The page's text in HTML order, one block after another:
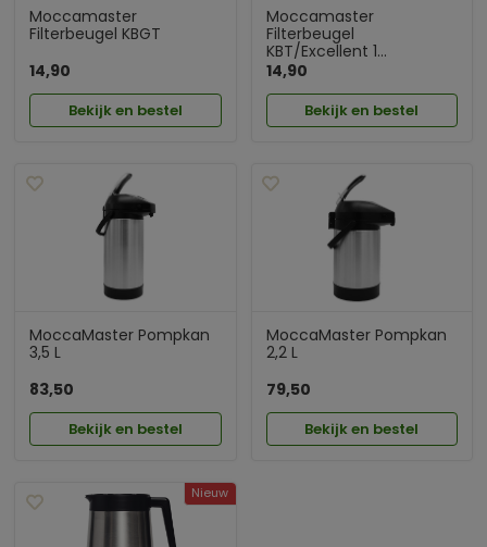
Moccamaster
Filterbeugel KBGT
14,90
Bekijk en bestel
Moccamaster
Filterbeugel
KBT/Excellent 1...
14,90
Bekijk en bestel
MoccaMaster Pompkan
3,5 L
83,50
Bekijk en bestel
MoccaMaster Pompkan
2,2 L
79,50
Bekijk en bestel
Nieuw